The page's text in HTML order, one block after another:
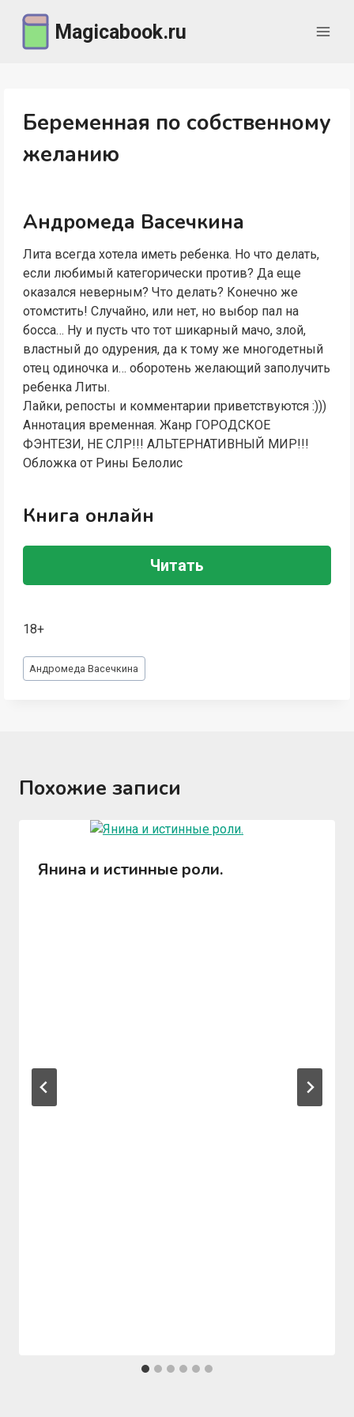
содержимому
Magicabook.ru
Беременная по собственному
желанию
Андромеда Васечкина
Лита всегда хотела иметь ребенка. Но что делать,
если любимый категорически против? Да еще
оказался неверным? Что делать? Конечно же
отомстить! Случайно, или нет, но выбор пал на
босса… Ну и пусть что тот шикарный мачо, злой,
властный до одурения, да к тому же многодетный
отец одиночка и… оборотень желающий заполучить
ребенка Литы.
Лайки, репосты и комментарии приветствуются :)))
Аннотация временная. Жанр ГОРОДСКОЕ
ФЭНТЕЗИ, НЕ СЛР!!! АЛЬТЕРНАТИВНЫЙ МИР!!!
Обложка от Рины Белолис
Книга онлайн
Читать
18+
Метки
записи:
Андромеда Васечкина
Похожие записи
Янина и истинные роли.